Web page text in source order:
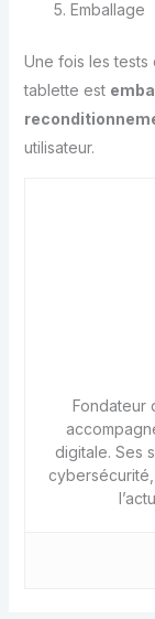
Emballage
Une fois les tests
tablette est
utilisateur.
Fondateur
digitale. Ses